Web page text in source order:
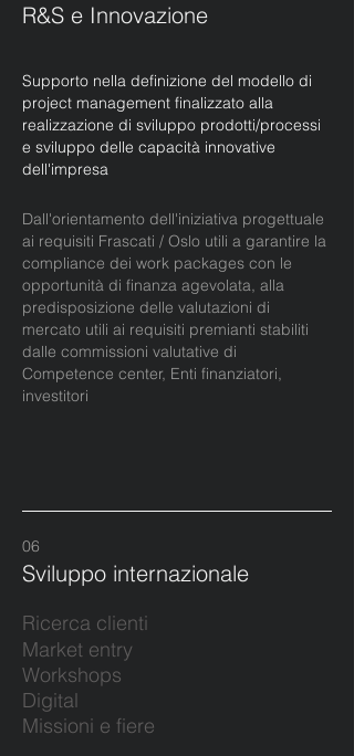
R&S e Innovazione
Supporto nella definizione del modello di
project management finalizzato alla
realizzazione di sviluppo prodotti/processi
e sviluppo delle capacità innovative
dell'impresa
Dall'orientamento dell'iniziativa progettuale
ai requisiti Frascati / Oslo utili a garantire la
compliance dei work packages con le
opportunità di finanza agevolata, alla
predisposizione delle valutazioni di
mercato utili ai requisiti premianti stabiliti
dalle commissioni valutative di
Competence center, Enti finanziatori,
investitori
06
Sviluppo internazionale
Ricerca clienti
Market entry
Workshops
Digital
Missioni e fiere